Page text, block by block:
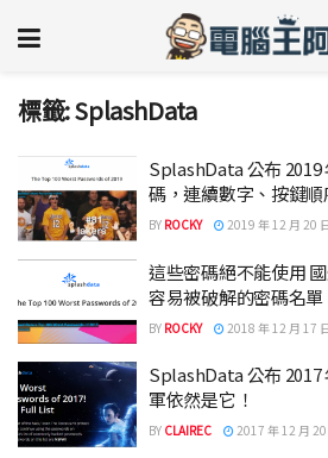
標籤:SplashData
SplashData 公布 2019
碼，連續數字、按鍵順
BY ROCKY 2019 年 12 月 20
這些密碼絕不能使用
容易被破解的密碼名單
BY ROCKY 2018 年 12 月 17
SplashData 公布
軍依然是它！
BY CLAIREC 2017 年 12 月 20